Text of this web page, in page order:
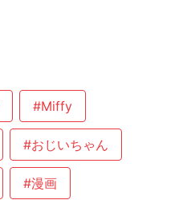
#Miffy
#おじいちゃん
#漫画